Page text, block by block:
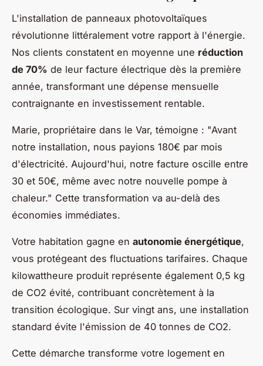
L'installation de panneaux photovoltaïques
révolutionne littéralement votre rapport à l'énergie.
Nos clients constatent en moyenne une réduction
de 70% de leur facture électrique dès la première
année, transformant une dépense mensuelle
contraignante en investissement rentable.
Marie, propriétaire dans le Var, témoigne : "Avant
notre installation, nous payions 180€ par mois
d'électricité. Aujourd'hui, notre facture oscille entre
30 et 50€, même avec notre nouvelle pompe à
chaleur." Cette transformation va au-delà des
économies immédiates.
Votre habitation gagne en autonomie énergétique,
vous protégeant des fluctuations tarifaires. Chaque
kilowattheure produit représente également 0,5 kg
de CO2 évité, contribuant concrètement à la
transition écologique. Sur vingt ans, une installation
standard évite l'émission de 40 tonnes de CO2.
Cette démarche transforme votre logement en